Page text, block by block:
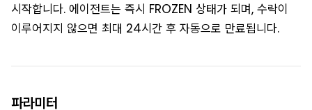
시작합니다. 에이전트는 즉시 FROZEN 상태가 되며, 수락이
이루어지지 않으면 최대 24시간 후 자동으로 만료됩니다.
파라미터